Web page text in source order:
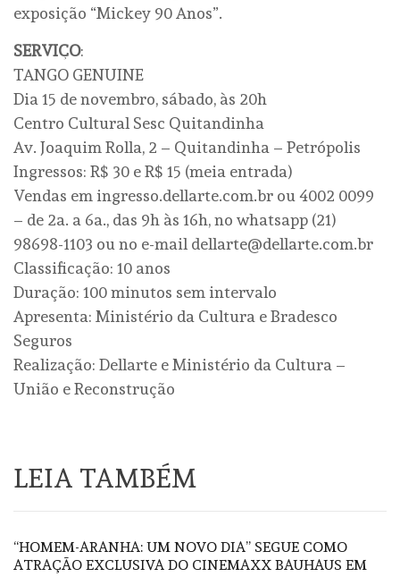
exposição “Mickey 90 Anos”.
SERVIÇO:
TANGO GENUINE
Dia 15 de novembro, sábado, às 20h
Centro Cultural Sesc Quitandinha
Av. Joaquim Rolla, 2 – Quitandinha – Petrópolis
Ingressos: R$ 30 e R$ 15 (meia entrada)
Vendas em ingresso.dellarte.com.br ou 4002 0099
– de 2a. a 6a., das 9h às 16h, no whatsapp (21)
98698-1103 ou no e-mail dellarte@dellarte.com.br
Classificação: 10 anos
Duração: 100 minutos sem intervalo
Apresenta: Ministério da Cultura e Bradesco
Seguros
Realização: Dellarte e Ministério da Cultura –
União e Reconstrução
LEIA TAMBÉM
“HOMEM-ARANHA: UM NOVO DIA” SEGUE COMO
ATRAÇÃO EXCLUSIVA DO CINEMAXX BAUHAUS EM